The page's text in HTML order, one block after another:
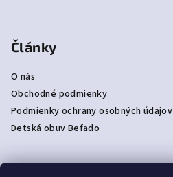
Články
O nás
Obchodné podmienky
Podmienky ochrany osobných údajov
Detská obuv Befado